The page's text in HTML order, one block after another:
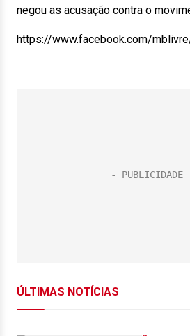
negou as acusação contra o
https://www.facebook.com/